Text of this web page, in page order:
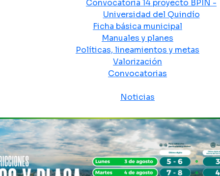
Convocatoria 14 proyecto BPIN -
Universidad del Quindío
Ficha básica municipal
Manuales y planes
Políticas, lineamientos y metas
Valorización
Convocatorias
Noticias